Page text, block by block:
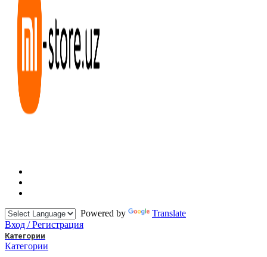
Powered by
Translate
Вход / Регистрация
Категории
Категории